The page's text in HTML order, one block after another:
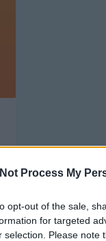
Process My
opt-out of the sale,
for targeted
selection. Please note